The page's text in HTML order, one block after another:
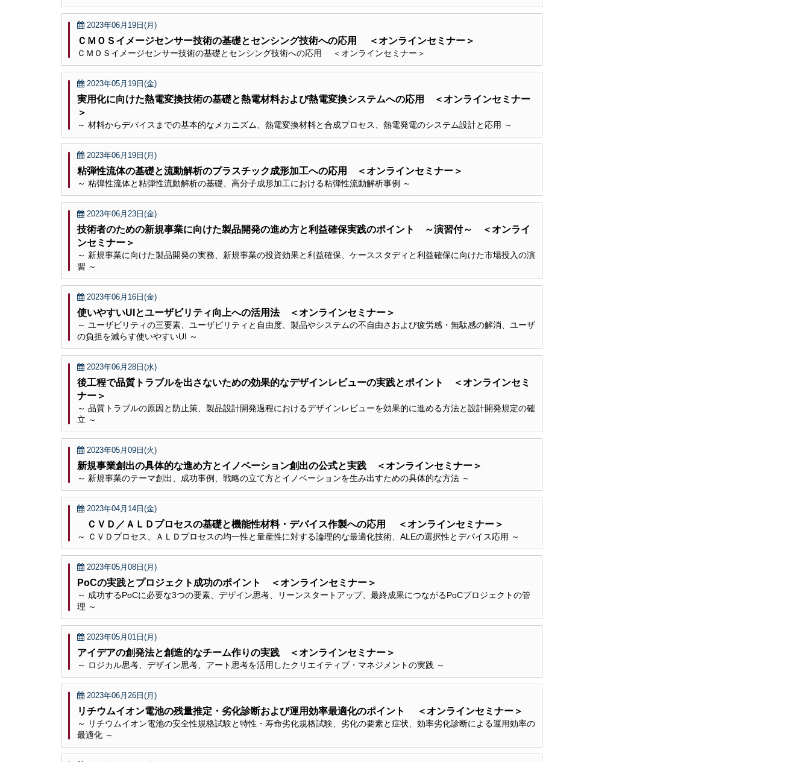
2023年06月19日(月)
ＣＭＯＳイメージセンサー技術の基礎とセンシング技術への応用 ＜オンラインセミナー＞
ＣＭＯＳイメージセンサー技術の基礎とセンシング技術への応用 ＜オンラインセミナー＞
2023年05月19日(金)
実用化に向けた熱電変換技術の基礎と熱電材料および熱電変換システムへの応用 ＜オンラインセミナー
＞
～ 材料からデバイスまでの基本的なメカニズム、熱電変換材料と合成プロセス、熱電発電のシステム設計と応用 ～
2023年06月19日(月)
粘弾性流体の基礎と流動解析のプラスチック成形加工への応用 ＜オンラインセミナー＞
～ 粘弾性流体と粘弾性流動解析の基礎、高分子成形加工における粘弾性流動解析事例 ～
2023年06月23日(金)
技術者のための新規事業に向けた製品開発の進め方と利益確保実践のポイント ～演習付～ ＜オンライ
ンセミナー＞
～ 新規事業に向けた製品開発の実務、新規事業の投資効果と利益確保、ケーススタディと利益確保に向けた市場投入の演
習 ～
2023年06月16日(金)
使いやすいUIとユーザビリティ向上への活用法 ＜オンラインセミナー＞
～ ユーザビリティの三要素、ユーザビリティと自由度、製品やシステムの不自由さおよび疲労感・無駄感の解消、ユーザ
の負担を減らす使いやすいUI ～
2023年06月28日(水)
後工程で品質トラブルを出さないための効果的なデザインレビューの実践とポイント ＜オンラインセミ
ナー＞
～ 品質トラブルの原因と防止策、製品設計開発過程におけるデザインレビューを効果的に進める方法と設計開発規定の確
立 ～
2023年05月09日(火)
新規事業創出の具体的な進め方とイノベーション創出の公式と実践 ＜オンラインセミナー＞
～ 新規事業のテーマ創出、成功事例、戦略の立て方とイノベーションを生み出すための具体的な方法 ～
2023年04月14日(金)
ＣＶＤ／ＡＬＤプロセスの基礎と機能性材料・デバイス作製への応用 ＜オンラインセミナー＞
～ ＣＶＤプロセス、ＡＬＤプロセスの均一性と量産性に対する論理的な最適化技術、ALEの選択性とデバイス応用 ～
2023年05月08日(月)
PoCの実践とプロジェクト成功のポイント ＜オンラインセミナー＞
～ 成功するPoCに必要な3つの要素、デザイン思考、リーンスタートアップ、最終成果につながるPoCプロジェクトの管
理 ～
2023年05月01日(月)
アイデアの創発法と創造的なチーム作りの実践 ＜オンラインセミナー＞
～ ロジカル思考、デザイン思考、アート思考を活用したクリエイティブ・マネジメントの実践 ～
2023年06月26日(月)
リチウムイオン電池の残量推定・劣化診断および運用効率最適化のポイント ＜オンラインセミナー＞
～ リチウムイオン電池の安全性規格試験と特性・寿命劣化規格試験、劣化の要素と症状、効率劣化診断による運用効率の
最適化 ～